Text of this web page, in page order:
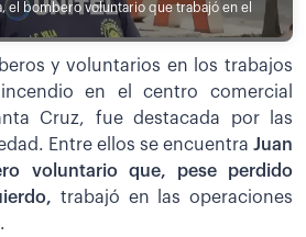
el bombero voluntario que trabajó en el
y voluntarios en los trabajos
en el centro comercial
Cruz, fue destacada por las
Entre ellos se encuentra Juan
voluntario que, pese perdido
trabajó en las operaciones